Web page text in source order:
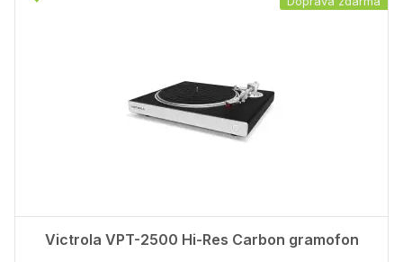
Victrola VPT-2500 Hi-Res Carbon gramofon